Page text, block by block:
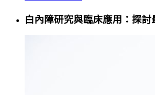
白內障研究與臨床應用：探討